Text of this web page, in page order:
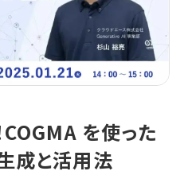
COGMA を使った
成と活用法